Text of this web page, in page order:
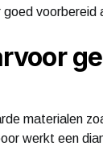
voorbereid
materialen
werkt een